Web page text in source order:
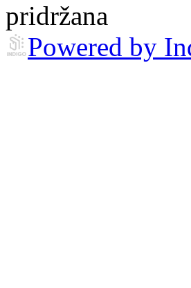
pridržana
Powered by